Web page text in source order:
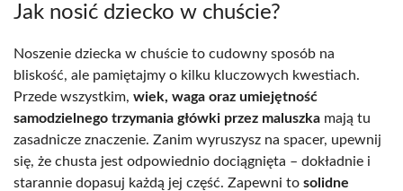
Jak nosić dziecko w chuście?
Noszenie dziecka w chuście to cudowny sposób na
bliskość, ale pamiętajmy o kilku kluczowych kwestiach.
Przede wszystkim, wiek, waga oraz umiejętność
samodzielnego trzymania główki przez maluszka mają tu
zasadnicze znaczenie. Zanim wyruszysz na spacer, upewnij
się, że chusta jest odpowiednio dociągnięta – dokładnie i
starannie dopasuj każdą jej część. Zapewni to solidne